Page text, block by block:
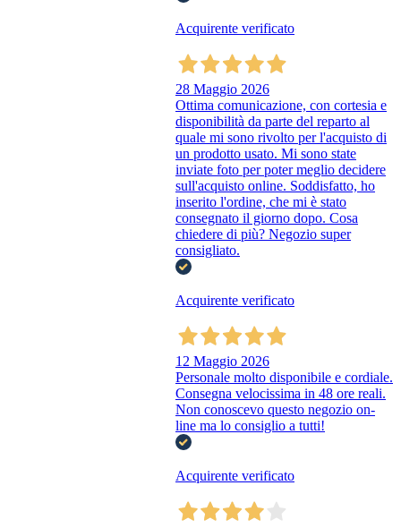
Acquirente verificato
28 Maggio 2026
Ottima comunicazione, con cortesia e
disponibilità da parte del reparto al
quale mi sono rivolto per l'acquisto di
un prodotto usato. Mi sono state
inviate foto per poter meglio decidere
sull'acquisto online. Soddisfatto, ho
inserito l'ordine, che mi è stato
consegnato il giorno dopo. Cosa
chiedere di più? Negozio super
consigliato.
Acquirente verificato
12 Maggio 2026
Personale molto disponibile e cordiale.
Consegna velocissima in 48 ore reali.
Non conoscevo questo negozio on-
line ma lo consiglio a tutti!
Acquirente verificato